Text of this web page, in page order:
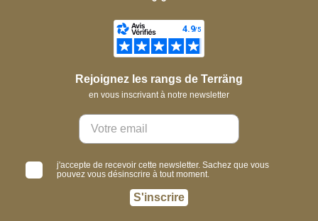
Rejoignez les rangs de Terräng
en vous inscrivant à notre newsletter
j'accepte de recevoir cette newsletter. Sachez que vous
pouvez vous désinscrire à tout moment.
S'inscrire